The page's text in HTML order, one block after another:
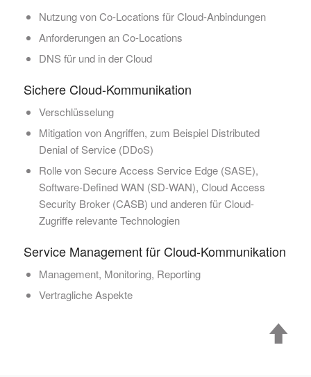
Nutzung von Co-Locations für Cloud-Anbindungen
Anforderungen an Co-Locations
DNS für und in der Cloud
Sichere Cloud-Kommunikation
Verschlüsselung
Mitigation von Angriffen, zum Beispiel Distributed
Denial of Service (DDoS)
Rolle von Secure Access Service Edge (SASE),
Software-Defined WAN (SD-WAN), Cloud Access
Security Broker (CASB) und anderen für Cloud-
Zugriffe relevante Technologien
Service Management für Cloud-Kommunikation
Management, Monitoring, Reporting
Vertragliche Aspekte